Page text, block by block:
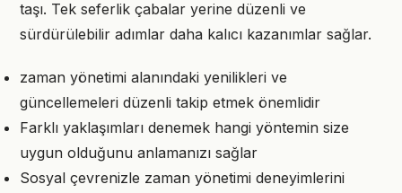
taşı. Tek seferlik çabalar yerine düzenli ve
sürdürülebilir adımlar daha kalıcı kazanımlar sağlar.
zaman yönetimi alanındaki yenilikleri ve
güncellemeleri düzenli takip etmek önemlidir
Farklı yaklaşımları denemek hangi yöntemin size
uygun olduğunu anlamanızı sağlar
Sosyal çevrenizle zaman yönetimi deneyimlerini